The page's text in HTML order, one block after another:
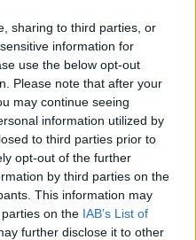
sharing to third parties, or
information for
use the below opt-out
Please note that after your
may continue seeing
information utilized by
to third parties prior to
opt-out of the further
by third parties on the
This information may
on the IAB’s List of
further disclose it to other
sírjára, hatezer
nyomaira
Nagyiklódon
először csökkent
ára